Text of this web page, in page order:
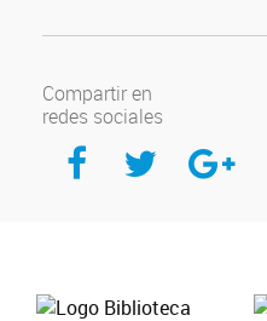
Compartir en
redes sociales
Compartir en Facebook Compartir en Twitter Compartir en Google Plus